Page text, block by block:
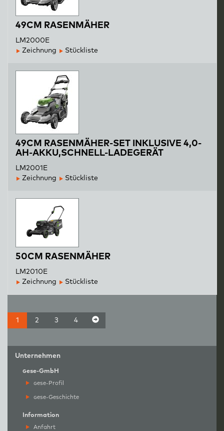
49CM RASENMÄHER
LM2000E
Zeichnung
Stückliste
49CM RASENMÄHER-SET INKLUSIVE 4,0-
AH-AKKU,SCHNELL-LADEGERÄT
LM2001E
Zeichnung
Stückliste
50CM RASENMÄHER
LM2010E
Zeichnung
Stückliste
1 2 3 4
Unternehmen
gese-GmbH
gese-Profil
gese-Geschichte
Information
Anfahrt